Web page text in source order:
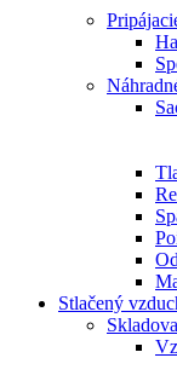
Stlačený